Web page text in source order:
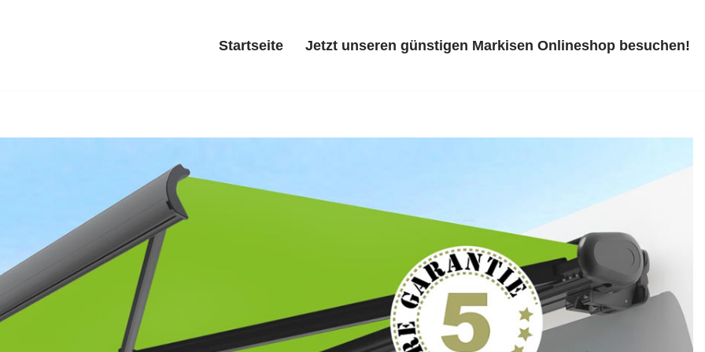
Startseite Jetzt unseren günstigen Markisen Onlineshop besuchen!